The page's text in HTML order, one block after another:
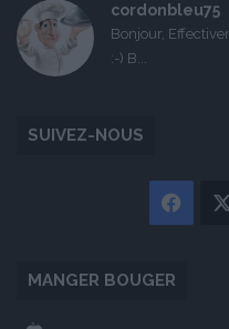
cordonbleu75
Bonjour,
:-) B...
SUIVEZ-NOUS
MANGER BOUGER